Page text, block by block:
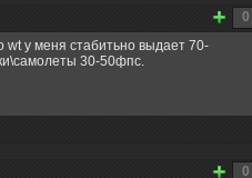
0
wt у меня стабитьно выдает 70-
30-50фпс.
0